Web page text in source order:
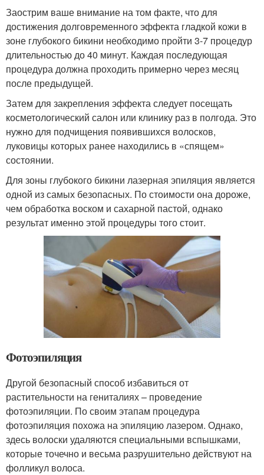
Заострим ваше внимание на том факте, что для
достижения долговременного эффекта гладкой кожи в
зоне глубокого бикини необходимо пройти 3-7 процедур
длительностью до 40 минут. Каждая последующая
процедура должна проходить примерно через месяц
после предыдущей.
Затем для закрепления эффекта следует посещать
косметологический салон или клинику раз в полгода. Это
нужно для подчищения появившихся волосков,
луковицы которых ранее находились в «спящем»
состоянии.
Для зоны глубокого бикини лазерная эпиляция является
одной из самых безопасных. По стоимости она дороже,
чем обработка воском и сахарной пастой, однако
результат именно этой процедуры того стоит.
Фотоэпиляция
Другой безопасный способ избавиться от
растительности на гениталиях – проведение
фотоэпиляции. По своим этапам процедура
фотоэпиляция похожа на эпиляцию лазером. Однако,
здесь волоски удаляются специальными вспышками,
которые точечно и весьма разрушительно действуют на
фолликул волоса.